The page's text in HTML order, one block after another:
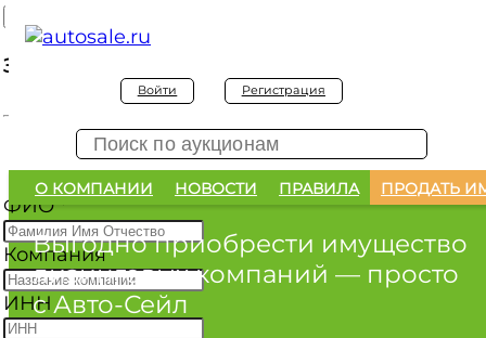
Войти Регистрация
О КОМПАНИИ НОВОСТИ ПРАВИЛА ПРОДАТЬ
Выгодно приобрести имущество
лизинговых компаний — просто
с Авто-Сейл
Заявка на покупку
Заявка на покупку изъятого а/м
ФИО*
Компания
ИНН